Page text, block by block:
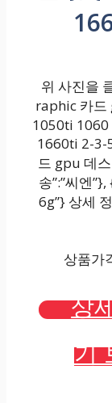
위 사진을
raphic 카
1050ti
1660ti 2-3-
드 gpu 데
송”:”씨엔
6g”} 상세
상품가
상
기